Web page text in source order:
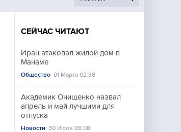
СЕЙЧАС ЧИТАЮТ
Иран атаковал жилой дом в
Манаме
Общество 01 Марта 02:38
Академик Онищенко назвал
апрель и май лучшими для
отпуска
Новости 30 Июля 08:08